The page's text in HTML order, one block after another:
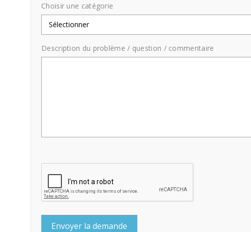
Choisir une catégorie
Description du problème / question / commentaire